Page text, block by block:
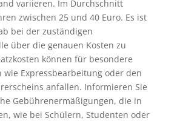
variieren. Im Durchschnitt
zwischen 25 und 40 Euro. Es ist
bei der zuständigen
über die genauen Kosten zu
können für besondere
wie Expressbearbeitung oder den
anfallen. Informieren Sie
Gebührenermäßigungen, die in
wie bei Schülern, Studenten oder